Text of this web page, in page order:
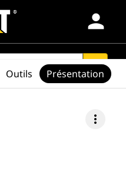
person
search
more_vert
Outils Présentation